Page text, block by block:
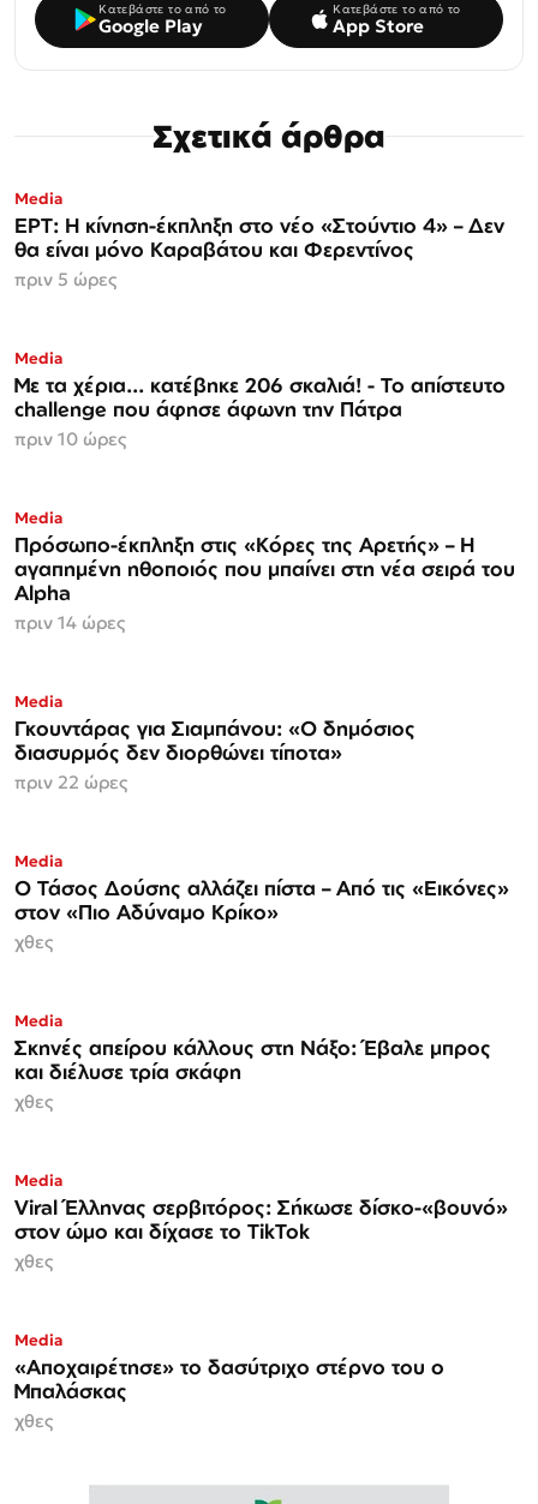
Κατεβάστε το από το
Google Play
Κατεβάστε το από το
App Store
Σχετικά άρθρα
Media
ΕΡΤ: Η κίνηση-έκπληξη στο νέο «Στούντιο 4» – Δεν
θα είναι μόνο Καραβάτου και Φερεντίνος
πριν 5 ώρες
Media
Με τα χέρια... κατέβηκε 206 σκαλιά! - Το απίστευτο
challenge που άφησε άφωνη την Πάτρα
πριν 10 ώρες
Media
Πρόσωπο-έκπληξη στις «Κόρες της Αρετής» – Η
αγαπημένη ηθοποιός που μπαίνει στη νέα σειρά του
Alpha
πριν 14 ώρες
Media
Γκουντάρας για Σιαμπάνου: «Ο δημόσιος
διασυρμός δεν διορθώνει τίποτα»
πριν 22 ώρες
Media
Ο Τάσος Δούσης αλλάζει πίστα – Από τις «Εικόνες»
στον «Πιο Αδύναμο Κρίκο»
χθες
Media
Σκηνές απείρου κάλλους στη Νάξο: Έβαλε μπρος
και διέλυσε τρία σκάφη
χθες
Media
Viral Έλληνας σερβιτόρος: Σήκωσε δίσκο-«βουνό»
στον ώμο και δίχασε το TikTok
χθες
Media
«Αποχαιρέτησε» το δασύτριχο στέρνο του ο
Μπαλάσκας
χθες